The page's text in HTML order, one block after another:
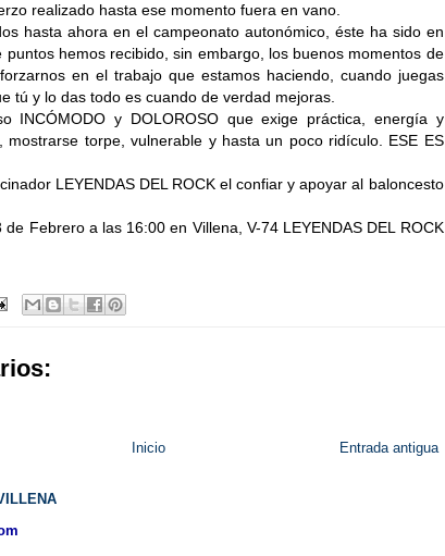
realizado hasta ese momento fuera en vano.
hasta ahora en el campeonato autonómico, éste ha sido en
puntos hemos recibido, sin embargo, los buenos momentos de
en el trabajo que estamos haciendo, cuando juegas
tú y lo das todo es cuando de verdad mejoras.
INCÓMODO y DOLOROSO que exige práctica, energía y
mostrarse torpe, vulnerable y hasta un poco ridículo. ESE ES
LEYENDAS DEL ROCK el confiar y apoyar al baloncesto
Febrero a las 16:00 en Villena, V-74 LEYENDAS DEL ROCK
Entrada antigua
Inicio